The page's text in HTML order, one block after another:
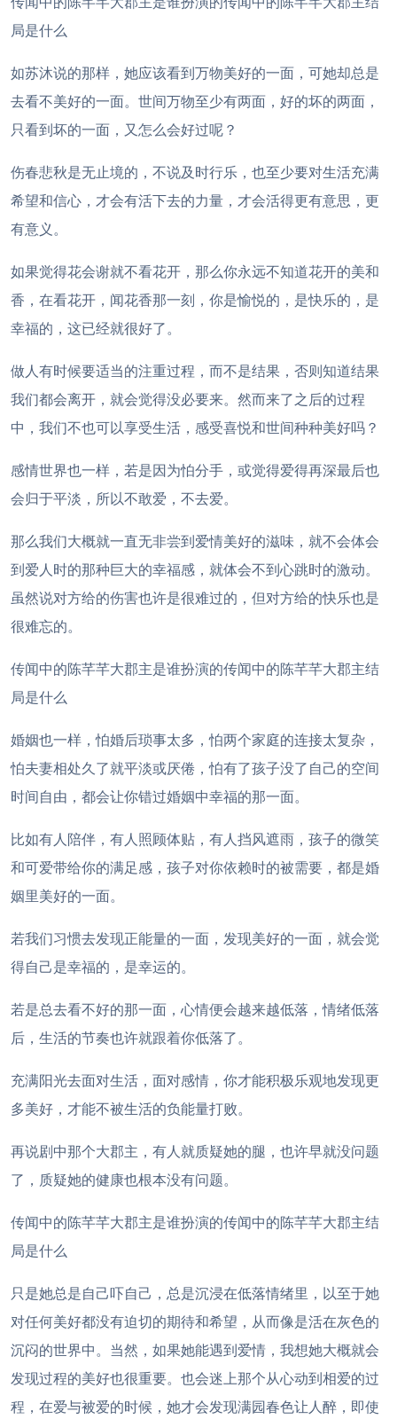
局是什么
如苏沐说的那样，她应该看到万物美好的一面，可她却总是
去看不美好的一面。世间万物至少有两面，好的坏的两面，
只看到坏的一面，又怎么会好过呢？
伤春悲秋是无止境的，不说及时行乐，也至少要对生活充满
希望和信心，才会有活下去的力量，才会活得更有意思，更
有意义。
如果觉得花会谢就不看花开，那么你永远不知道花开的美和
香，在看花开，闻花香那一刻，你是愉悦的，是快乐的，是
幸福的，这已经就很好了。
做人有时候要适当的注重过程，而不是结果，否则知道结果
我们都会离开，就会觉得没必要来。然而来了之后的过程
中，我们不也可以享受生活，感受喜悦和世间种种美好吗？
感情世界也一样，若是因为怕分手，或觉得爱得再深最后也
会归于平淡，所以不敢爱，不去爱。
那么我们大概就一直无非尝到爱情美好的滋味，就不会体会
到爱人时的那种巨大的幸福感，就体会不到心跳时的激动。
虽然说对方给的伤害也许是很难过的，但对方给的快乐也是
很难忘的。
传闻中的陈芊芊大郡主是谁扮演的传闻中的陈芊芊大郡主结
局是什么
婚姻也一样，怕婚后琐事太多，怕两个家庭的连接太复杂，
怕夫妻相处久了就平淡或厌倦，怕有了孩子没了自己的空间
时间自由，都会让你错过婚姻中幸福的那一面。
比如有人陪伴，有人照顾体贴，有人挡风遮雨，孩子的微笑
和可爱带给你的满足感，孩子对你依赖时的被需要，都是婚
姻里美好的一面。
若我们习惯去发现正能量的一面，发现美好的一面，就会觉
得自己是幸福的，是幸运的。
若是总去看不好的那一面，心情便会越来越低落，情绪低落
后，生活的节奏也许就跟着你低落了。
充满阳光去面对生活，面对感情，你才能积极乐观地发现更
多美好，才能不被生活的负能量打败。
再说剧中那个大郡主，有人就质疑她的腿，也许早就没问题
了，质疑她的健康也根本没有问题。
传闻中的陈芊芊大郡主是谁扮演的传闻中的陈芊芊大郡主结
局是什么
只是她总是自己吓自己，总是沉浸在低落情绪里，以至于她
对任何美好都没有迫切的期待和希望，从而像是活在灰色的
沉闷的世界中。当然，如果她能遇到爱情，我想她大概就会
发现过程的美好也很重要。也会迷上那个从心动到相爱的过
程，在爱与被爱的时候，她才会发现满园春色让人醉，即使